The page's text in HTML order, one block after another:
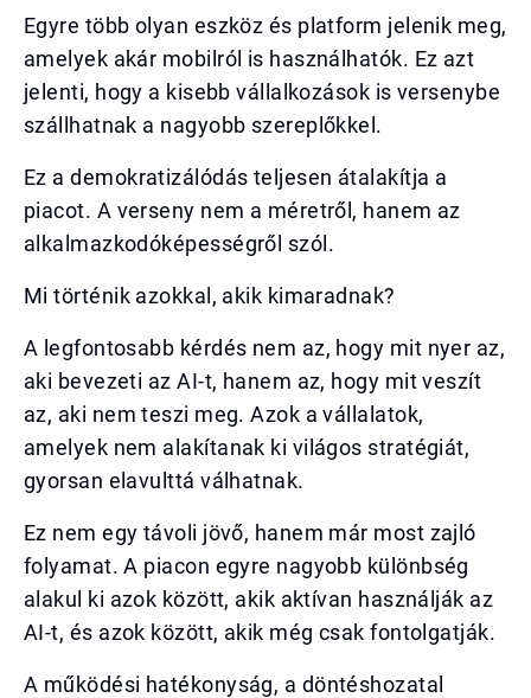
Egyre több olyan eszköz és platform jelenik meg,
amelyek akár mobilról is használhatók. Ez azt
jelenti, hogy a kisebb vállalkozások is versenybe
szállhatnak a nagyobb szereplőkkel.
Ez a demokratizálódás teljesen átalakítja a
piacot. A verseny nem a méretről, hanem az
alkalmazkodóképességről szól.
Mi történik azokkal, akik kimaradnak?
A legfontosabb kérdés nem az, hogy mit nyer az,
aki bevezeti az AI-t, hanem az, hogy mit veszít
az, aki nem teszi meg. Azok a vállalatok,
amelyek nem alakítanak ki világos stratégiát,
gyorsan elavulttá válhatnak.
Ez nem egy távoli jövő, hanem már most zajló
folyamat. A piacon egyre nagyobb különbség
alakul ki azok között, akik aktívan használják az
AI-t, és azok között, akik még csak fontolgatják.
A működési hatékonyság, a döntéshozatal